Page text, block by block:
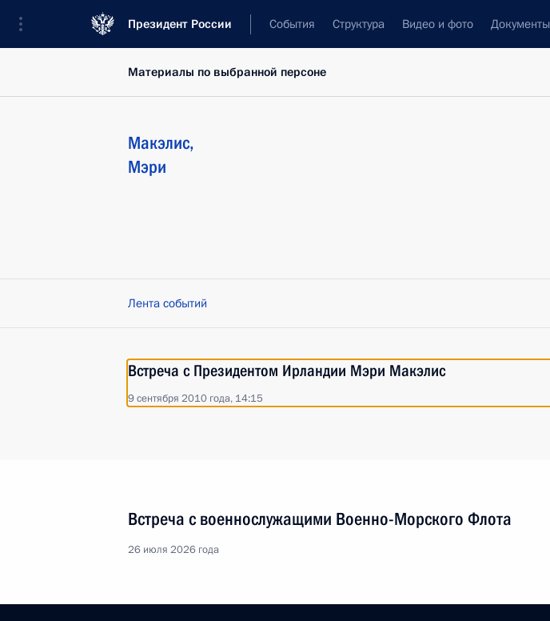
Президент России События Структура Видео и фото Документы
Материалы по выбранной персоне
Макэлис,
Мэри
Лента событий
Встреча с Президентом Ирландии Мэри Макэлис
9 сентября 2010 года, 14:15
Встреча с военнослужащими Военно-Морского Флота
26 июля 2026 года